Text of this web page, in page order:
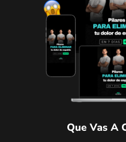
Que Vas A